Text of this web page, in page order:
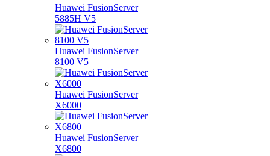
Huawei FusionServer
5885H V5
Huawei FusionServer
8100 V5
Huawei FusionServer
X6000
Huawei FusionServer
X6800